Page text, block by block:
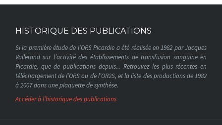
HISTORIQUE DES PUBLICATIONS
Si la première étude de l’ORS Picardie a été réalisée en 1982 par Jacques
Vallerand sur l’activité des établissements de transfusion sanguine en
Picardie, que de publications depuis... Retrouvez les plus récentes en
téléchargement de l’ORS ou de l’OR2S, et la liste des productions de 1982
à 2007 dans une plaquette de synthèse.
Accéder à l’historique des publications